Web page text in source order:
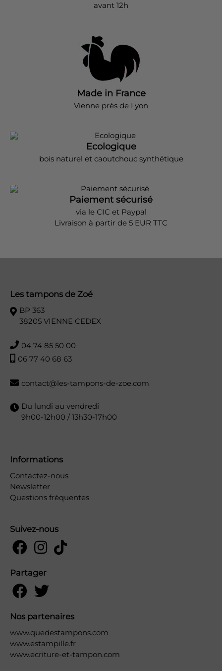
avant 12h
Made in France
Vienne près de Lyon
Ecologique
bois naturel et caoutchouc synthétique
Paiement sécurisé
via le CIC et Paypal
Livraison à partir de 5 EUR TTC
Les tampons de Zoé
BP 363
38205 VIENNE CEDEX
04 74 85 50 00
06 77 40 68 63
contact@les-tampons-de-zoe.com
Du lundi au vendredi
9h00-12h00 / 13h30-17h00
Informations
Contactez-nous
Newsletter
Questions fréquentes
Suivez-nous
Partager
Nos partenaires
www.quedestampons.com
www.estampille.fr
www.ecriture-et-tampon.com